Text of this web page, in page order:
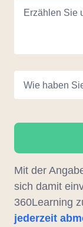
Erzählen Sie
Wie haben
Mit der
sich damit
360Learning
jederzeit